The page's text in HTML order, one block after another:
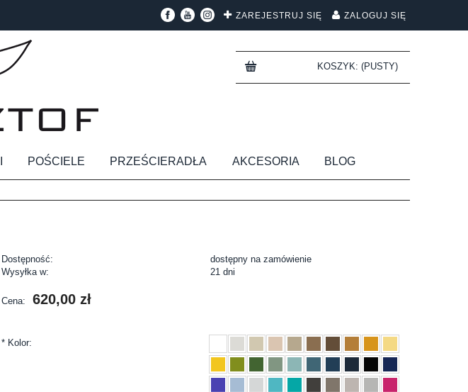
ZAREJESTRUJ SIĘ ZALOGUJ SIĘ
KOSZYK: (PUSTY)
POŚCIELE PRZEŚCIERADŁA AKCESORIA BLOG
Dostępność:
dostępny na zamówienie
Wysyłka w:
21 dni
Cena: 620,00 zł
*Kolor: